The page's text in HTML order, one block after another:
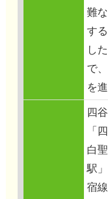
難
す
し
で
を
四
「
白
駅
宿